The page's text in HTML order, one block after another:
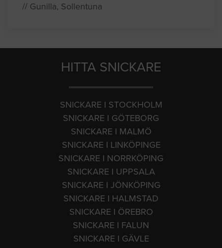
// Gunilla, Sollentuna
HITTA SNICKARE
SNICKARE I STOCKHOLM
SNICKARE I GÖTEBORG
SNICKARE I MALMÖ
SNICKARE I LINKÖPINGE
SNICKARE I NORRKÖPING
SNICKARE I UPPSALA
SNICKARE I JÖNKÖPING
SNICKARE I HALMSTAD
SNICKARE I ÖREBRO
SNICKARE I FALUN
SNICKARE I GÄVLE